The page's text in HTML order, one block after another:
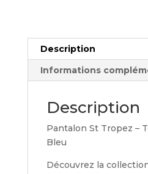
Description
Informations
Description
Pantalon St Tropez –
Bleu
Découvrez la